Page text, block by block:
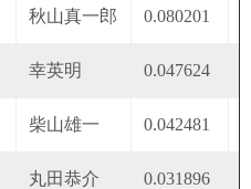
秋山真一郎 0.080201
幸英明 0.047624
柴山雄一 0.042481
丸田恭介 0.031896